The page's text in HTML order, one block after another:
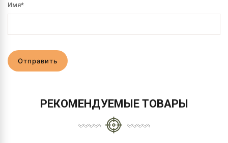
Имя*
Отправить
РЕКОМЕНДУЕМЫЕ ТОВАРЫ